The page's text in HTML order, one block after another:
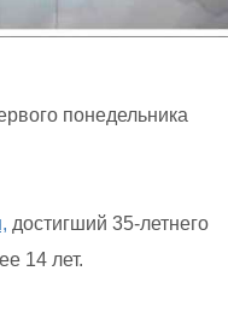
понедельника
достигший 35-летнего
14 лет.